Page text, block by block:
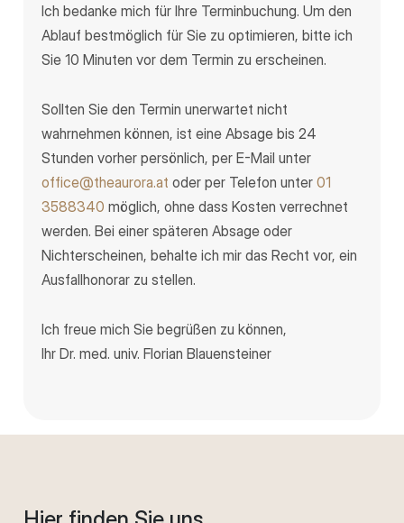
Ich bedanke mich für Ihre Terminbuchung. Um den
Ablauf bestmöglich für Sie zu optimieren, bitte ich
Sie 10 Minuten vor dem Termin zu erscheinen.
Sollten Sie den Termin unerwartet nicht
wahrnehmen können, ist eine Absage bis 24
Stunden vorher persönlich, per E-Mail unter
office@theaurora.at oder per Telefon unter01
3588340 möglich, ohne dass Kosten verrechnet
werden. Bei einer späteren Absage oder
Nichterscheinen, behalte ich mir das Recht vor, ein
Ausfallhonorar zu stellen.
Ich freue mich Sie begrüßen zu können,
Ihr Dr. med. univ. Florian Blauensteiner